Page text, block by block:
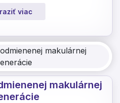
viac
makulárnej